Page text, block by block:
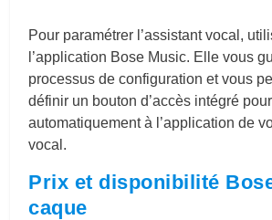
Pour paramétrer l’assistant vocal,
l’application Bose Music. Elle vous
processus de configuration et vous
définir un bouton d’accès intégré
automatiquement à l’application de
vocal.
Prix et disponibilité
caque